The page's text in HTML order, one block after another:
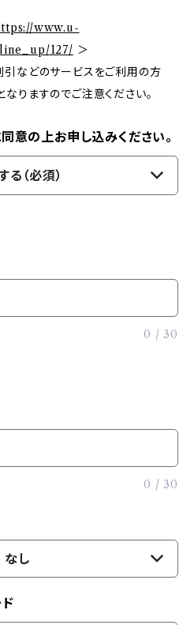
www.u-
127/ ＞
引などのサービスをご利用の方
りますのでご注意ください。
意の上お申し込みください。
る（必須）
0 / 30
0 / 30
なし